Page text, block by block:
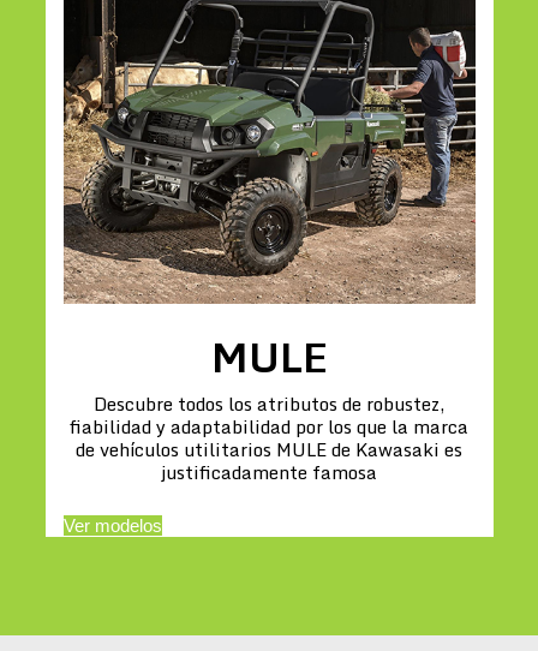
MULE
Descubre todos los atributos de robustez,
fiabilidad y adaptabilidad por los que la marca
de vehículos utilitarios MULE de Kawasaki es
justificadamente famosa
Ver modelos